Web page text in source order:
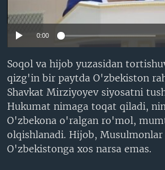
XABARLAR SURATLARDA
ODNOKLASSNIKI
TELEGRAM
SOUNDCLOUD
VOA
0:00
Soqol va hijob yuzasidan
qizg'in bir paytda O'zbekiston
Shavkat Mirziyoyev siyosatni
Hukumat nimaga toqat qiladi,
O'zbekona o'ralgan ro'mol,
olqishlanadi. Hijob,
O'zbekistonga xos narsa emas.